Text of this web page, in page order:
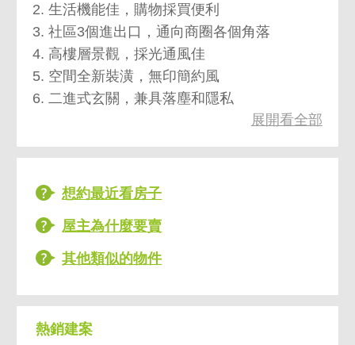
2. 生活機能佳，購物採買便利
3. 社區3個進出口，通向商圈各個角落
4. 高樓層景觀，採光通風佳
5. 空間全新裝潢，無印簡約風
6. 二進式玄關，兼具落塵和隱私
展開看全部
想約最近看房子
屋主為什麼要賣
其他類似的物件
熱銷建案